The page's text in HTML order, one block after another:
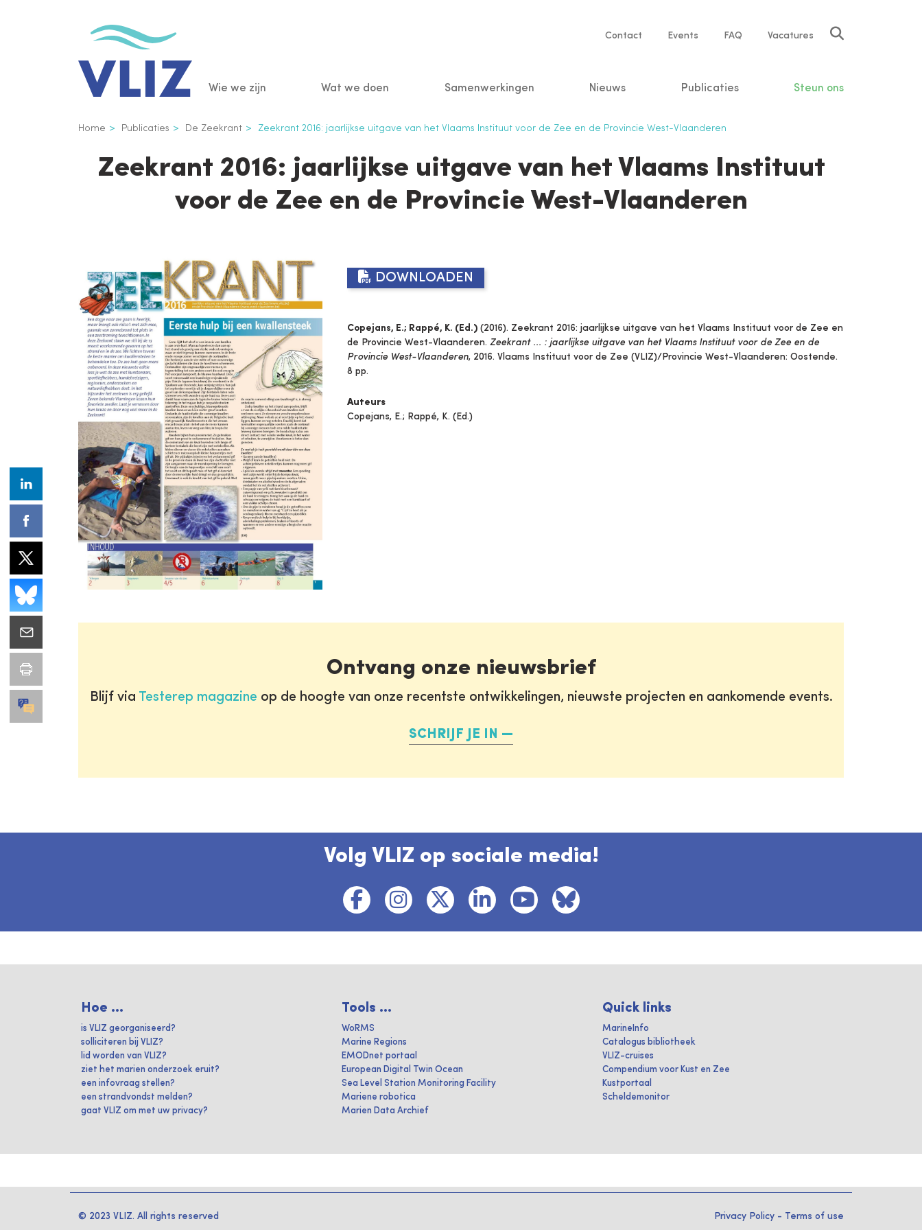
Service
Contact Events FAQ Vacatures
Main
navigation
Wie we zijn Wat we doen Samenwerkingen Nieuws Publicaties Steun ons
Kruimelpad
Home Publicaties De Zeekrant Zeekrant 2016: jaarlijkse uitgave van het Vlaams Instituut voor de Zee en de Provincie West-Vlaanderen
Zeekrant 2016: jaarlijkse uitgave van het Vlaams Instituut
voor de Zee en de Provincie West-Vlaanderen
DOWNLOADEN
Copejans, E.; Rappé, K. (Ed.) (2016). Zeekrant 2016: jaarlijkse uitgave van het Vlaams Instituut voor de Zee en
de Provincie West-Vlaanderen. Zeekrant ... : jaarlijkse uitgave van het Vlaams Instituut voor de Zee en de
Provincie West-Vlaanderen, 2016. Vlaams Instituut voor de Zee (VLIZ)/Provincie West-Vlaanderen: Oostende.
8 pp.
Auteurs
Copejans, E.; Rappé, K. (Ed.)
Ontvang onze nieuwsbrief
Blijf via Testerep magazine op de hoogte van onze recentste ontwikkelingen, nieuwste projecten en aankomende events.
SCHRIJF JE IN
Volg VLIZ op sociale media!
Hoe ...
is VLIZ georganiseerd?
solliciteren bij VLIZ?
lid worden van VLIZ?
ziet het marien onderzoek eruit?
een infovraag stellen?
een strandvondst melden?
gaat VLIZ om met uw privacy?
Tools ...
WoRMS
Marine Regions
EMODnet portaal
European Digital Twin Ocean
Sea Level Station Monitoring Facility
Mariene robotica
Marien Data Archief
Quick links
MarineInfo
Catalogus bibliotheek
VLIZ-cruises
Compendium voor Kust en Zee
Kustportaal
Scheldemonitor
© 2023 VLIZ. All rights reserved Privacy Policy - Terms of use